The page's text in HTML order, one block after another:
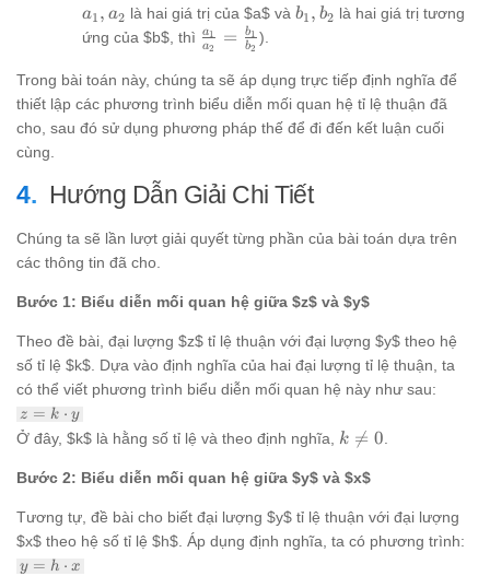
a1 , a2 là hai giá trị của $a$ và b_1,
b1 , b2 là hai giá trị tương
ứng của $b$, thì \frac{a_1}
{a_2} =
\frac{b_1}
{b_2}
a2
a1 = b2
b1 ).
Trong bài toán này, chúng ta sẽ áp dụng trực tiếp định nghĩa để
thiết lập các phương trình biểu diễn mối quan hệ tỉ lệ thuận đã
cho, sau đó sử dụng phương pháp thế để đi đến kết luận cuối
cùng.
Hướng Dẫn Giải Chi Tiết
Chúng ta sẽ lần lượt giải quyết từng phần của bài toán dựa trên
các thông tin đã cho.
Bước 1: Biểu diễn mối quan hệ giữa $z$ và $y$
Theo đề bài, đại lượng $z$ tỉ lệ thuận với đại lượng $y$ theo hệ
số tỉ lệ $k$. Dựa vào định nghĩa của hai đại lượng tỉ lệ thuận, ta
có thể viết phương trình biểu diễn mối quan hệ này như sau:
z = k
\cdot
y
z = k ⋅ y
Ở đây, $k$ là hằng số tỉ lệ và theo định nghĩa, k
0
k 
= 0.
Bước 2: Biểu diễn mối quan hệ giữa $y$ và $x$
Tương tự, đề bài cho biết đại lượng $y$ tỉ lệ thuận với đại lượng
$x$ theo hệ số tỉ lệ $h$. Áp dụng định nghĩa, ta có phương trình:
y = h
y = h ⋅ x